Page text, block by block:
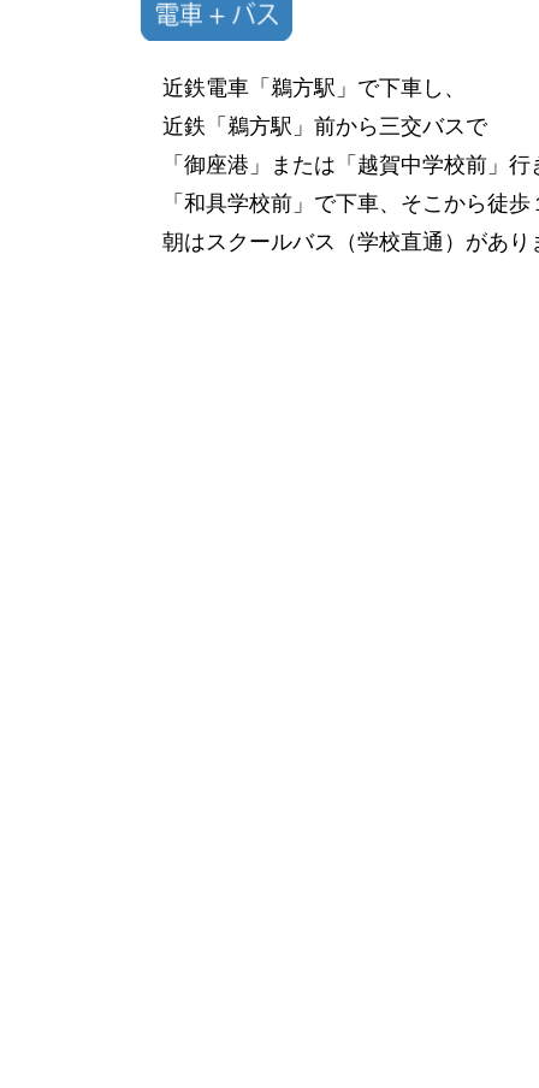
近鉄電車「鵜方駅」で下車し、
近鉄「鵜方駅」前から三交バスで
「御座港」または「越賀中学校前」
「和具学校前」で下車、そこから徒歩
朝はスクールバス（学校直通）があり